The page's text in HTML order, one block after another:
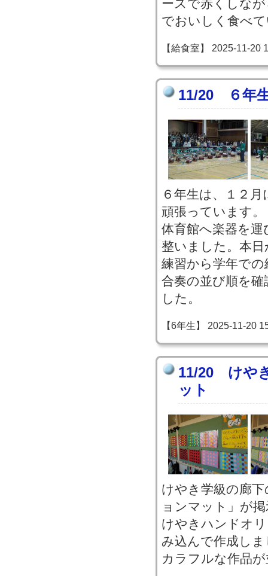
ースで赤くしな
でおいしく食べ
【給食室】 2025-11-20
11/20 ６年
６年生は、１２
頑張っています。
体育館へ楽器を
整いました。本
練習から学年で
合奏の並び順を
した。
【6年生】 2025-11-20
11/20 けや
ット
けやき学級の廊
ョンマット」が
けやきハンドオ
み込んで作成し
カラフルな作品